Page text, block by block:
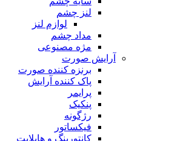
لنز چشم
لوازم لنز
مداد چشم
مژه مصنوعی
آرایش صورت
برنزه کننده صورت
پاک کننده آرایش
پرایمر
پنکیک
رژگونه
فیکساتور
کانتورینگ و هایلایت